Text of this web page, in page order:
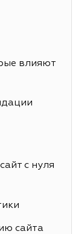
влияют
с нуля
сайта